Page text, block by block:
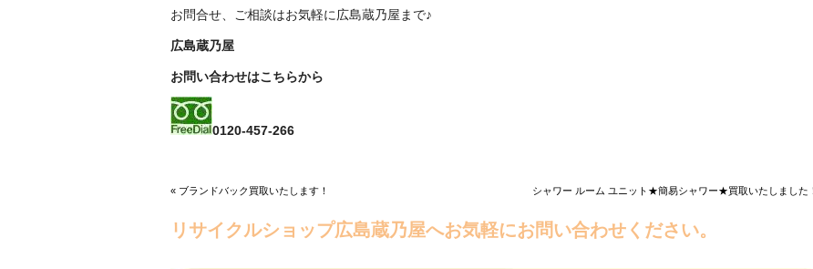
お問合せ、ご相談はお気軽に広島蔵乃屋まで♪
広島蔵乃屋
お問い合わせはこちらから
0120-457-266
« ブランドバック買取いたします！ シャワー ルーム ユニット★簡易シャワー★買取いたしました
リサイクルショップ広島蔵乃屋へお気軽にお問い合わせください。